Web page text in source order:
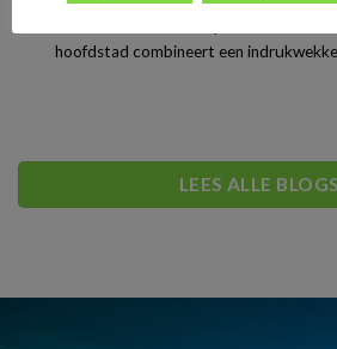
hoofdstad combineert een
LEES ALLE BLOGS